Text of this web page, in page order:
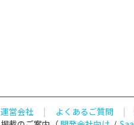
運営会社 | よくあるご質問 |